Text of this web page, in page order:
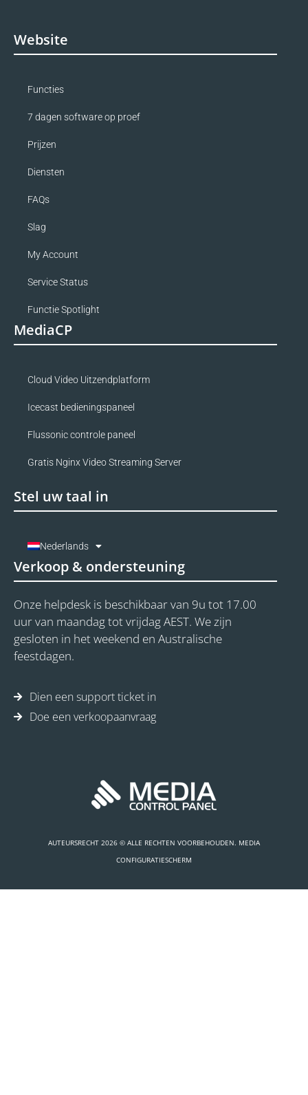
Website
Functies
7 dagen software op proef
Prijzen
Diensten
FAQs
Slag
My Account
Service Status
Functie Spotlight
MediaCP
Cloud Video Uitzendplatform
Icecast bedieningspaneel
Flussonic controle paneel
Gratis Nginx Video Streaming Server
Stel uw taal in
Nederlands
Verkoop & ondersteuning
Onze helpdesk is beschikbaar van 9u tot 17.00
uur van maandag tot vrijdag AEST. We zijn
gesloten in het weekend en Australische
feestdagen.
Dien een support ticket in
Doe een verkoopaanvraag
AUTEURSRECHT 2026 © ALLE RECHTEN VOORBEHOUDEN. MEDIA
CONFIGURATIESCHERM